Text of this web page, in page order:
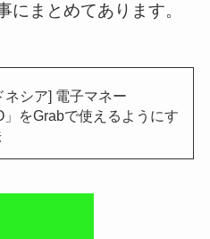
にまとめてあります。
ネシア] 電子マネー
」をGrabで使えるようにす